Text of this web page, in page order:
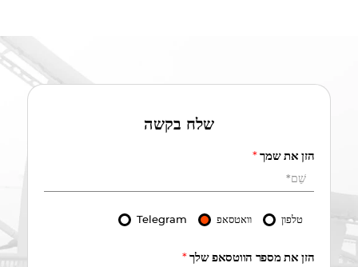
שלח בקשה
הזן את שמך*
טלפון וואטסאפ Telegram
הזן את מספר הווטסאפ שלך*